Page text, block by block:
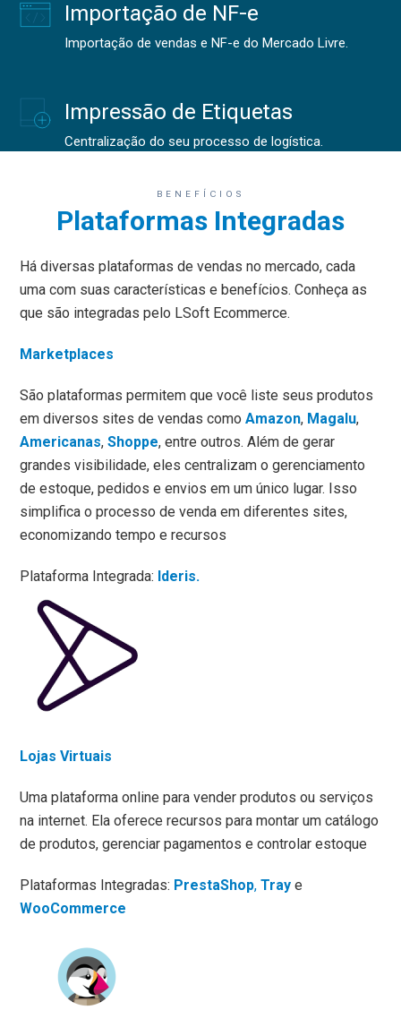
Importação de NF-e
Importação de vendas e NF-e do Mercado Livre.
Impressão de Etiquetas
Centralização do seu processo de logística.
BENEFÍCIOS
Plataformas Integradas
Há diversas plataformas de vendas no mercado, cada
uma com suas características e benefícios. Conheça as
que são integradas pelo LSoft Ecommerce.
Marketplaces
São plataformas permitem que você liste seus produtos
em diversos sites de vendas comoAmazon, Magalu,
Americanas,Shoppe, entre outros. Além de gerar
grandes visibilidade, eles centralizam o gerenciamento
de estoque, pedidos e envios em um único lugar. Isso
simplifica o processo de venda em diferentes sites,
economizando tempo e recursos
Plataforma Integrada: Ideris.
Lojas Virtuais
Uma plataforma online para vender produtos ou serviços
na internet. Ela oferece recursos para montar um catálogo
de produtos, gerenciar pagamentos e controlar estoque
Plataformas Integradas: PrestaShop,Tray e
WooCommerce